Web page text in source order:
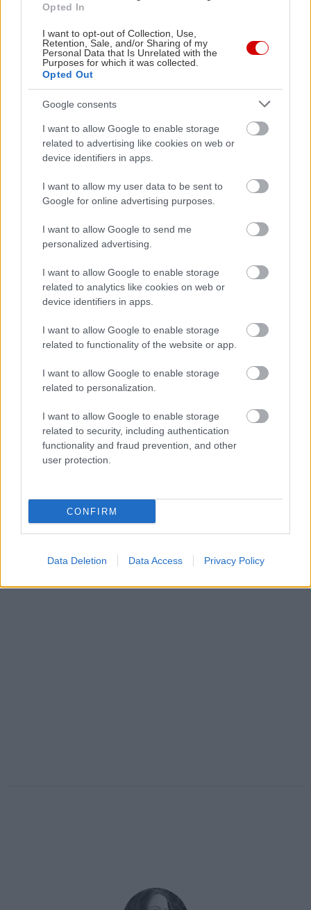
Opted In
I want to opt-out of Collection, Use,
Retention, Sale, and/or Sharing of my
Personal Data that Is Unrelated with the
Purposes for which it was collected.
Opted Out
Google consents
I want to allow Google to enable storage
related to advertising like cookies on web or
device identifiers in apps.
I want to allow my user data to be sent to
Google for online advertising purposes.
I want to allow Google to send me
personalized advertising.
I want to allow Google to enable storage
related to analytics like cookies on web or
device identifiers in apps.
I want to allow Google to enable storage
related to functionality of the website or app.
I want to allow Google to enable storage
related to personalization.
I want to allow Google to enable storage
related to security, including authentication
functionality and fraud prevention, and other
user protection.
CONFIRM
Data Deletion Data Access Privacy Policy
Τα αεροπορικά αυτές τις μέρες είναι
εξαιρετικά φτηνά
…κι αυτό ήταν που μας ενέπνευσε τις γραμμές
που διαβάζεις τώρα: Η Ryanair μας πετάει από
Αθήνα στις Βρυξέλλες και πίσω, με μόλις 55€ (την
τιμή εντοπίσαμε, μεταξύ άλλων, για αναχώρηση
την Παρασκευή 27 Ιανουαρίου και επιστροφή την
Τετάρτη 1η Φεβρουαρίου).
Αν σε βγάλει το πρόγραμμα για μια στάση στις
Βρυξέλλες,εδώ έχουμε τα βασικά που πρέπει να
να φας και να πιείς στα καλύτερα.